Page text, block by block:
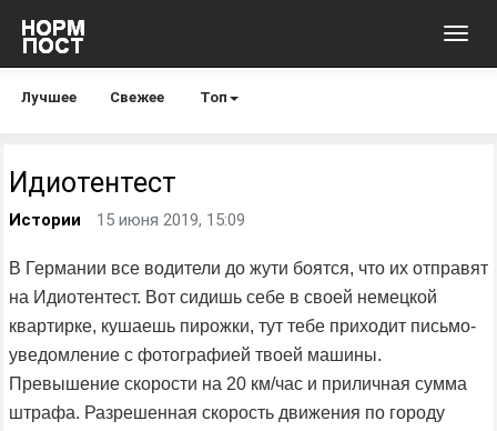
Лучшее Свежее Топ
Идиотентест
Истории 15 июня 2019, 15:09
В Германии все водители до жути боятся, что их отправят
на Идиотентест. Вот сидишь себе в своей немецкой
квартирке, кушаешь пирожки, тут тебе приходит письмо-
уведомление с фотографией твоей машины.
Превышение скорости на 20 км/час и приличная сумма
штрафа. Разрешенная скорость движения по городу